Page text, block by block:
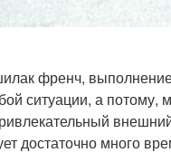
френч,
ситуации, а потому,
достаточно много